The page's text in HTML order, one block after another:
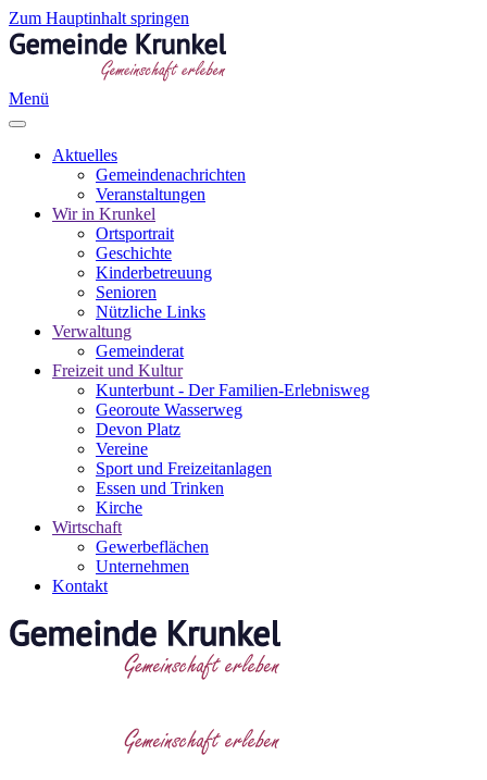
Zum Hauptinhalt springen
Menü
Aktuelles
Gemeindenachrichten
Veranstaltungen
Wir in Krunkel
Ortsportrait
Geschichte
Kinderbetreuung
Senioren
Nützliche Links
Verwaltung
Gemeinderat
Freizeit und Kultur
Kunterbunt - Der Familien-Erlebnisweg
Georoute Wasserweg
Devon Platz
Vereine
Sport und Freizeitanlagen
Essen und Trinken
Kirche
Wirtschaft
Gewerbeflächen
Unternehmen
Kontakt